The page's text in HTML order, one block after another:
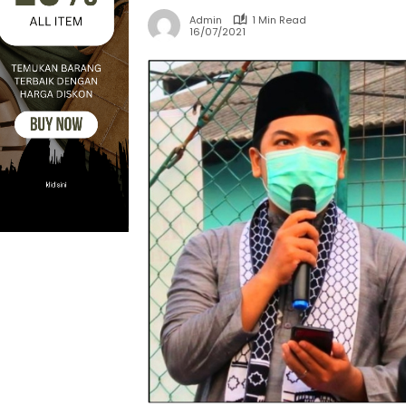
Admin
1 Min Read
16/07/2021